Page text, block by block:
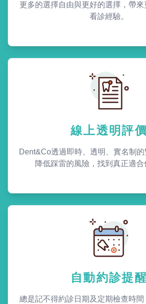
更多的選擇自由與更好的選擇，帶
看診經驗。
線上透明評價
Dent&Co透過即時、透明、實名制的
降低踩雷的風險，找到真正適合
自動約診提醒
總是記不得約診日期及定期檢查時